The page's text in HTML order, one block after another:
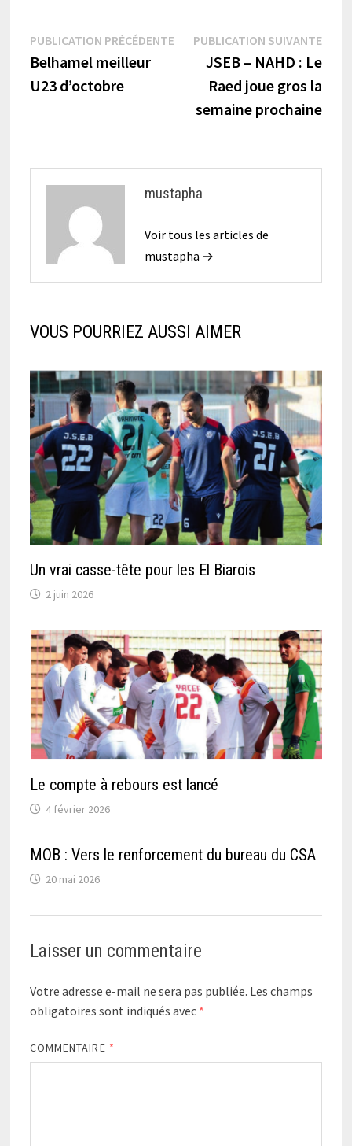
Navigation
de
PUBLICATION PRÉCÉDENTEPublication
précédente :
Belhamel meilleur
U23 d’octobre
PUBLICATION SUIVANTE
JSEB – NAHD : Le
Raed joue gros la
semaine prochaine
mustapha
Voir tous les articles de
mustapha →
VOUS POURRIEZ AUSSI AIMER
Un vrai casse-tête pour les El Biarois
2 juin 2026
Le compte à rebours est lancé
4 février 2026
MOB : Vers le renforcement du bureau du CSA
20 mai 2026
Laisser un commentaire
Votre adresse e-mail ne sera pas publiée. Les champs
obligatoires sont indiqués avec *
COMMENTAIRE *